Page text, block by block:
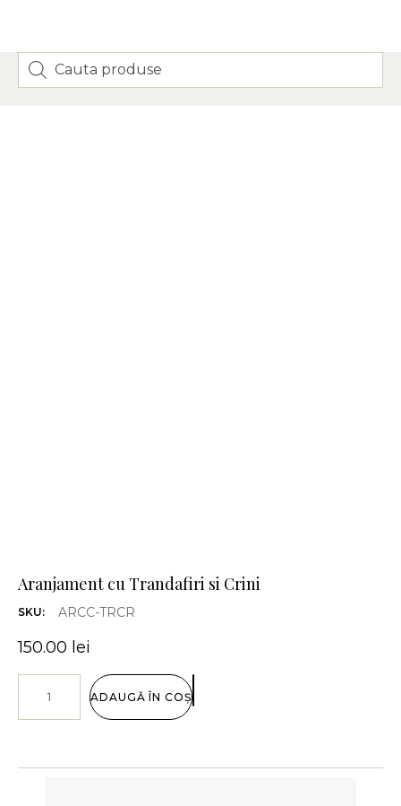
Aranjament cu Trandafiri si Crini
SKU: ARCC-TRCR
150.00 lei
ADAUGĂ ÎN COȘ